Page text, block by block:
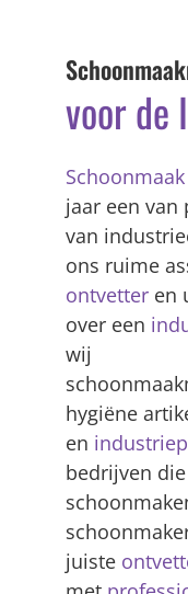
voor de
jaar een van
van
ons ruime
ontvetter en
over een
wij
hygiëne
en
bedrijven
juiste